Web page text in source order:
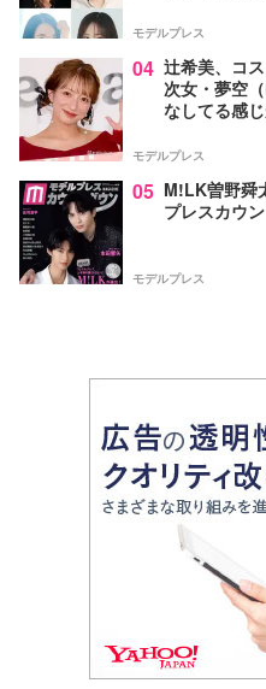
モデルプレス
04 辻希美、コ
次女・夢空
なしてる感
モデルプレス
05 M!LK曽野舜
プレスカウ
モデルプレス